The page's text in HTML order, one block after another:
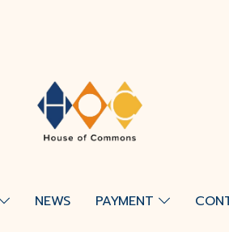
NEWS PAYMENT